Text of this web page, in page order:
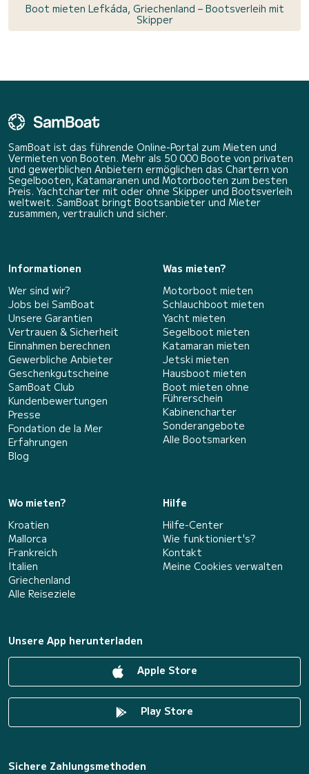
Boot mieten Lefkáda, Griechenland – Bootsverleih mit
Skipper
SamBoat ist das führende Online-Portal zum Mieten und
Vermieten von Booten. Mehr als 50 000 Boote von privaten
und gewerblichen Anbietern ermöglichen das Chartern von
Segelbooten, Katamaranen und Motorbooten zum besten
Preis. Yachtcharter mit oder ohne Skipper und Bootsverleih
weltweit. SamBoat bringt Bootsanbieter und Mieter
zusammen, vertraulich und sicher.
Informationen
Wer sind wir?
Jobs bei SamBoat
Unsere Garantien
Vertrauen & Sicherheit
Einnahmen berechnen
Gewerbliche Anbieter
Geschenkgutscheine
SamBoat Club
Kundenbewertungen
Presse
Fondation de la Mer
Erfahrungen
Blog
Was mieten?
Motorboot mieten
Schlauchboot mieten
Yacht mieten
Segelboot mieten
Katamaran mieten
Jetski mieten
Hausboot mieten
Boot mieten ohne
Führerschein
Kabinencharter
Sonderangebote
Alle Bootsmarken
Wo mieten?
Kroatien
Mallorca
Frankreich
Italien
Griechenland
Alle Reiseziele
Hilfe
Hilfe-Center
Wie funktioniert's?
Kontakt
Meine Cookies verwalten
Unsere App herunterladen
Apple Store
Play Store
Sichere Zahlungsmethoden